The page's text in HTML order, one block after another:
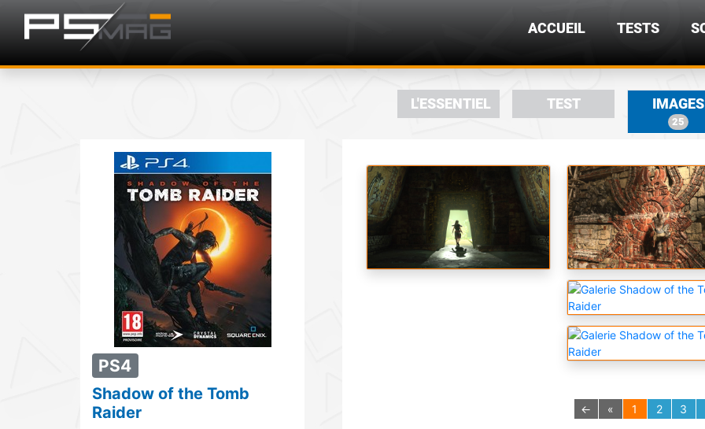
ACCUEIL TESTS
L'ESSENTIEL TEST IMAGES
25
PS4
Shadow of the Tomb
Raider
← « 1 2 3